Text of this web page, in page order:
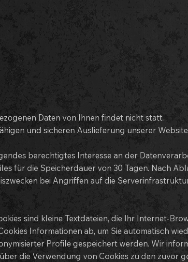
Daten von Ihnen findet nicht statt.
und sicheren Auslieferung unserer
berechtigtes Interesse an der
für die Speicherdauer von 30 Tagen. Nach
bei Angriffen auf die
sind kleine Textdateien, die Ihr Internet-
Informationen ab, um Sie automatisch
Profile gespeichert werden. Wir
die Verwendung von Cookies zu den zuvor